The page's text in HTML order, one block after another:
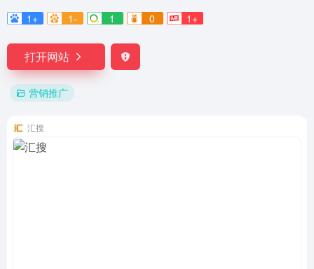
1+
1- 1 0 1+
打开网站
营销推广
汇搜